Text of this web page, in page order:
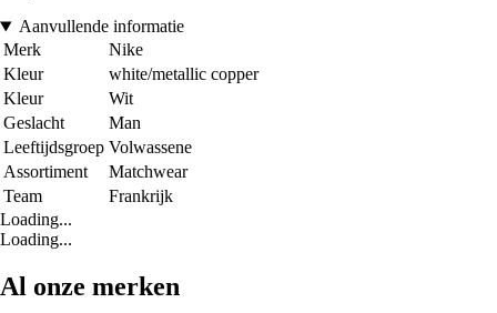
Aanvullende informatie
Merk
Nike
Kleur
white/metallic copper
Kleur
Wit
Geslacht
Man
Leeftijdsgroep Volwassene
Assortiment
Matchwear
Team
Frankrijk
Loading...
Loading...
Al onze merken